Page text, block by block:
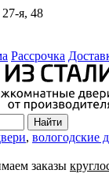
я, 48
Рассрочка
, вологодские
заказы